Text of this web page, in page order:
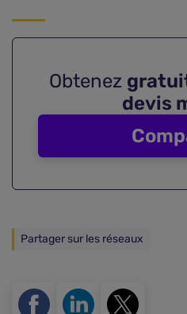
Obtenez
devis
Partager sur les réseaux